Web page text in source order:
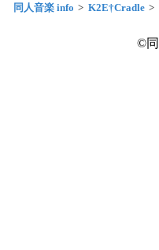
同人音楽 info K2E†Cradle
©